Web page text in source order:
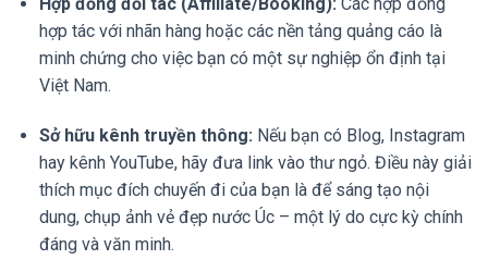
Hợp đồng đối tác (Affiliate/Booking): Các hợp đồng
hợp tác với nhãn hàng hoặc các nền tảng quảng cáo là
minh chứng cho việc bạn có một sự nghiệp ổn định tại
Việt Nam.
Sở hữu kênh truyền thông: Nếu bạn có Blog, Instagram
hay kênh YouTube, hãy đưa link vào thư ngỏ. Điều này giải
thích mục đích chuyến đi của bạn là để sáng tạo nội
dung, chụp ảnh vẻ đẹp nước Úc – một lý do cực kỳ chính
đáng và văn minh.